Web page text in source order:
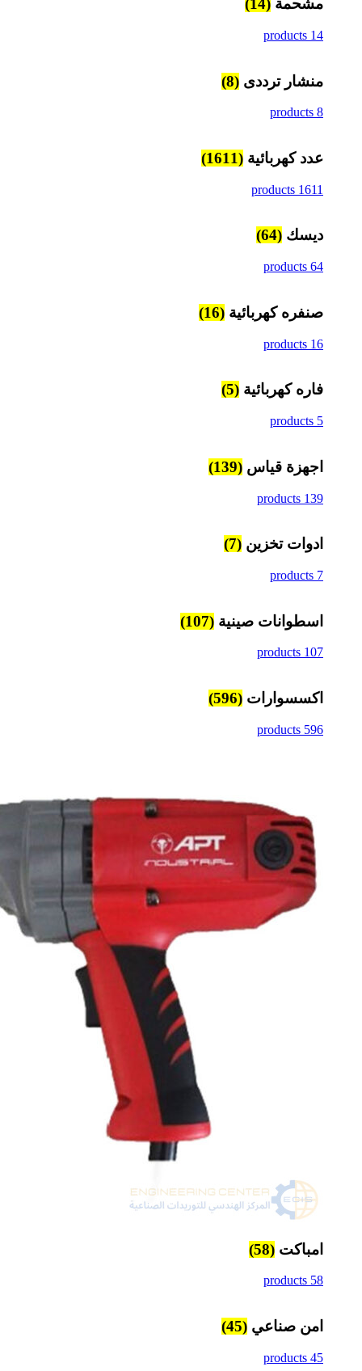
مشحمة (14)
14 products
منشار ترددى (8)
8 products
عدد كهربائية (1611)
1611 products
ديسك (64)
64 products
صنفره كهربائية (16)
16 products
فاره كهربائية (5)
5 products
اجهزة قياس (139)
139 products
ادوات تخزين (7)
7 products
اسطوانات صينية (107)
107 products
اكسسوارات (596)
596 products
امباكت (58)
58 products
امن صناعي (45)
45 products